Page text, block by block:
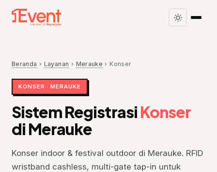
Beranda › Layanan › Merauke › Konser
KONSER · MERAUKE
Sistem Registrasi Konser
di Merauke
Konser indoor & festival outdoor di Merauke. RFID
wristband cashless, multi-gate tap-in untuk